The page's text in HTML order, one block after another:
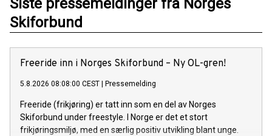
Siste pressemeldinger fra Norges
Skiforbund
Freeride inn i Norges Skiforbund – Ny OL-gren!
5.8.2026 08:08:00 CEST Pressemelding
Freeride (frikjøring) er tatt inn som en del av Norges
Skiforbund under freestyle. I Norge er det et stort
frikjøringsmiljø, med en særlig positiv utvikling blant unge.